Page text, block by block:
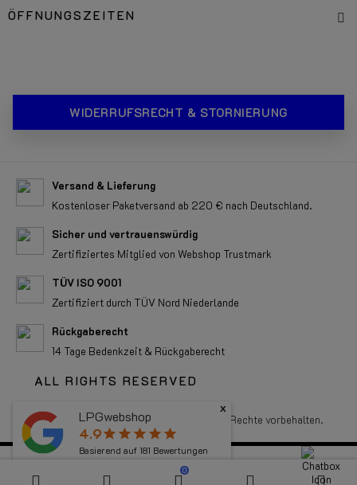
0
ÖFFNUNGSZEITEN
WIDERRUFSRECHT & STORNIERUNG
Versand & Lieferung
Kostenloser Paketversand ab 220 € nach Deutschland.
Sicher und vertrauenswürdig
Zertifiziertes Mitglied von Webshop Trustmark
TÜV ISO 9001
Zertifiziert durch TÜV Nord Niederlande
Rückgaberecht
14 Tage Bedenkzeit & Rückgaberecht
ALL RIGHTS RESERVED
Copyright 2026 LPGwebshop.com - Alle Rechte vorbehalten.
LPGwebshop
4.9star star star star star
Basierend auf 181 Bewertungen
x